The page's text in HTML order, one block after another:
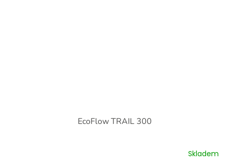
EcoFlow TRAIL 300
Skladem